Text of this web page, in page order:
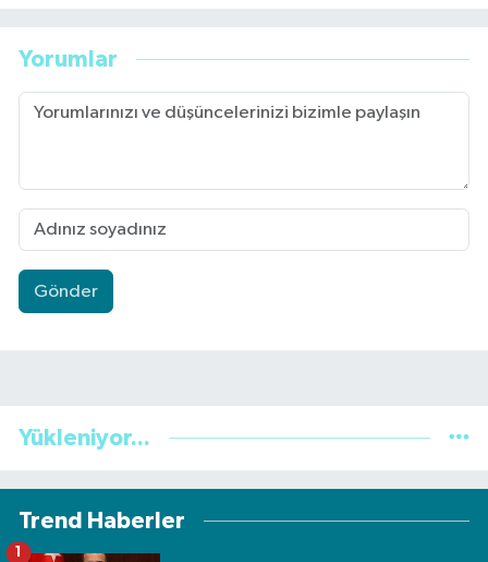
Yorumlar
Gönder
Yükleniyor...
Trend Haberler